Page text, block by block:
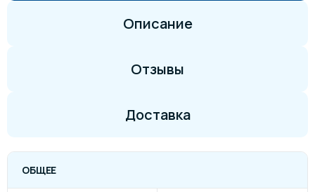
Описание
Отзывы
Доставка
ОБЩЕЕ